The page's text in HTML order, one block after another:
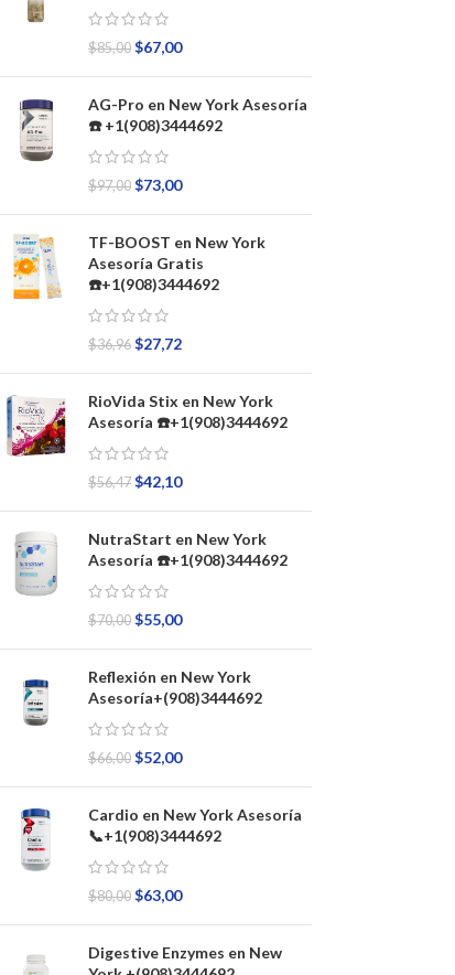
$85,00 $67,00
AG-Pro en New York Asesoría
☎️ +1(908)3444692
$97,00 $73,00
TF-BOOST en New York
Asesoría Gratis
☎️+1(908)3444692
$36,96 $27,72
RioVida Stix en New York
Asesoría ☎️+1(908)3444692
$56,47 $42,10
NutraStart en New York
Asesoría ☎️+1(908)3444692
$70,00 $55,00
Reflexión en New York
Asesoría+(908)3444692
$66,00 $52,00
Cardio en New York Asesoría
📞+1(908)3444692
$80,00 $63,00
Digestive Enzymes en New